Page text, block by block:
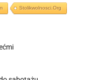
Stolikwolnosci.org